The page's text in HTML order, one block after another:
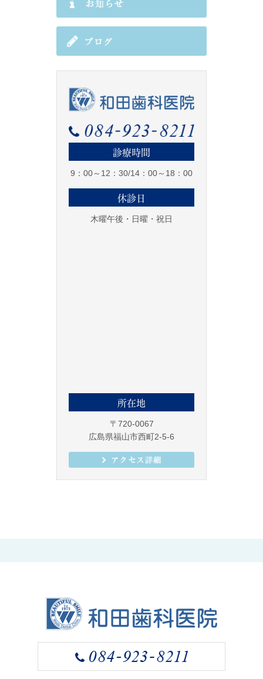
診療時間
9：00～12：30/14：00～18：00
休診日
木曜午後・日曜・祝日
所在地
〒720-0067
広島県福山市西町2-5-6